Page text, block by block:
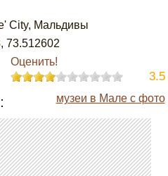
City, Мальдивы
,73.512602
Оценить!
3.5
музеи в Мале с фото